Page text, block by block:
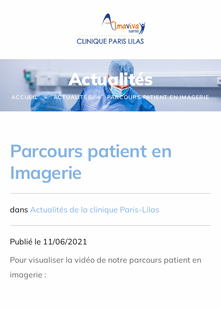
Actualités
ACCUEIL ACTUALITÉS PARCOURS PATIENT EN IMAGERIE
Parcours patient en
Imagerie
dans Actualités de la clinique Paris-Lilas
Publié le 11/06/2021
Pour visualiser la vidéo de notre parcours patient en
imagerie :